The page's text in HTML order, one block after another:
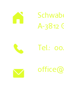
A-3812
Tel.: